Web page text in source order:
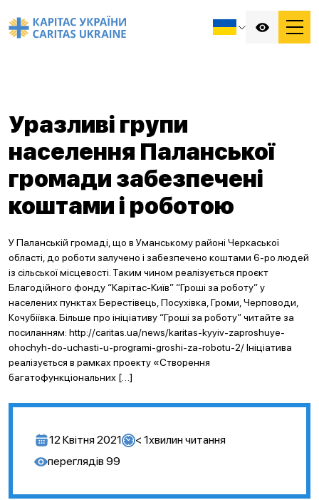
Уразливі групи
населення Паланської
громади забезпечені
коштами і роботою
У Паланській громаді, що в Уманському районі Черкаської
області, до роботи залучено і забезпечено коштами 6-ро людей
із сільської місцевості. Таким чином реалізується проєкт
Благодійного фонду “Карітас-Київ” “Гроші за роботу” у
населених пунктах Берестівець, Посухівка, Громи, Черповоди,
Кочубіївка. Більше про ініціативу “Гроші за роботу” читайте за
посиланням: http://caritas.ua/news/karitas-kyyiv-zaproshuye-
ohochyh-do-uchasti-u-programi-groshi-za-robotu-2/ Ініціатива
реалізується в рамках проекту «Створення
багатофункціональних […]
12 Квітня 2021 < 1хвилин читання
переглядів 99